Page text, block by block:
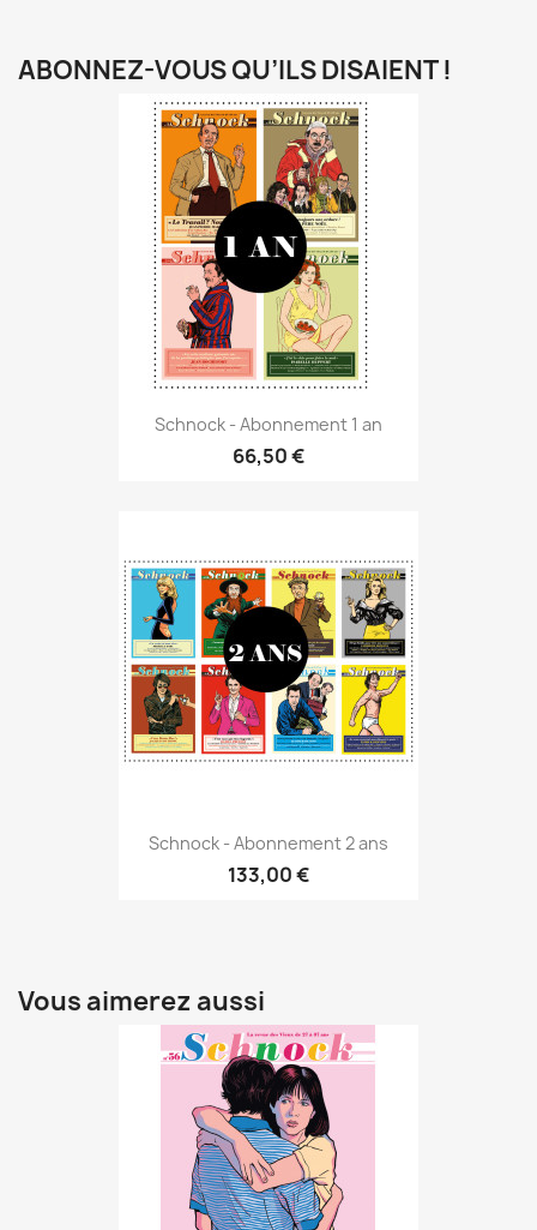
ABONNEZ-VOUS QU’ILS DISAIENT !
Schnock - Abonnement 1 an
66,50 €
Schnock - Abonnement 2 ans
133,00 €
Vous aimerez aussi